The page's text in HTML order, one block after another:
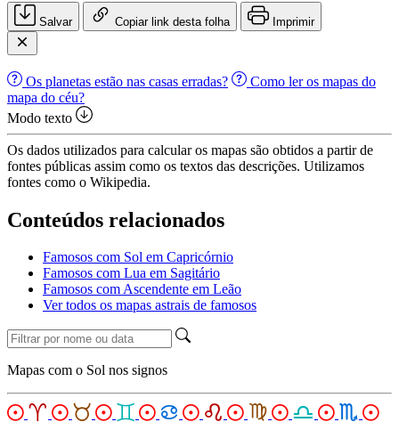
Salvar Copiar link desta folha Imprimir
Os planetas estão nas casas erradas?
Como ler os mapas do
mapa do céu?
Modo texto
Os dados utilizados para calcular os mapas são obtidos a partir de
fontes públicas assim como os textos das descrições. Utilizamos
fontes como o Wikipedia.
Conteúdos relacionados
Famosos com Sol em Capricórnio
Famosos com Lua em Sagitário
Famosos com Ascendente em Leão
Ver todos os mapas astrais de famosos
Mapas com o Sol nos signos